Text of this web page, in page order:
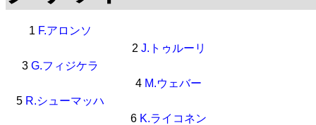
1 F.アロンソ
2 J.トゥルーリ
3 G.フィジケラ
4 M.ウェバー
5 R.シューマッハ
6 K.ライコネン